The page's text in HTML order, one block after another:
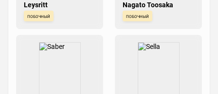
Leysritt
побочный
Nagato Toosaka
побочный